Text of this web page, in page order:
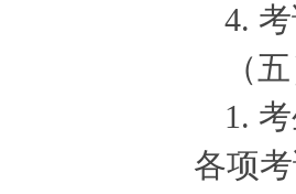
4.
（
1.
各项